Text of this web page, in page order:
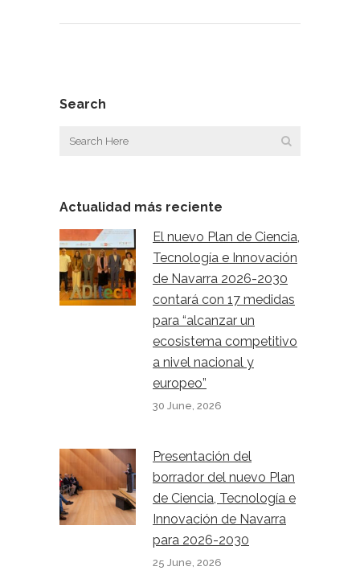
Search
Actualidad más reciente
El nuevo Plan de Ciencia,
Tecnología e Innovación
de Navarra 2026-2030
contará con 17 medidas
para “alcanzar un
ecosistema competitivo
a nivel nacional y
europeo”
30 June, 2026
Presentación del
borrador del nuevo Plan
de Ciencia, Tecnología e
Innovación de Navarra
para 2026-2030
25 June, 2026